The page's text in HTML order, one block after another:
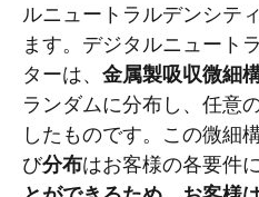
ルニュートラルデンシテ
ます。デジタルニュート
ターは、 金属製吸収微細
ランダムに分布し、任意
したものです。この微細
び分布はお客様の各要件